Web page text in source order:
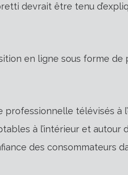
devrait être tenu
en ligne sous forme de
télévisés à
à l’intérieur et autour
des consommateurs